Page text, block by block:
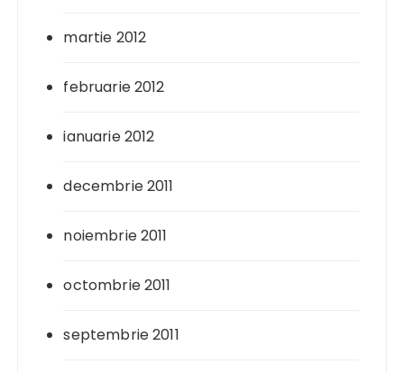
martie 2012
februarie 2012
ianuarie 2012
decembrie 2011
noiembrie 2011
octombrie 2011
septembrie 2011